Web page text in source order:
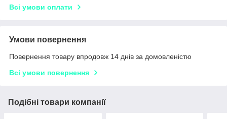
Всі умови оплати
Умови повернення
Повернення товару впродовж 14 днів за домовленістю
Всі умови повернення
Подібні товари компанії